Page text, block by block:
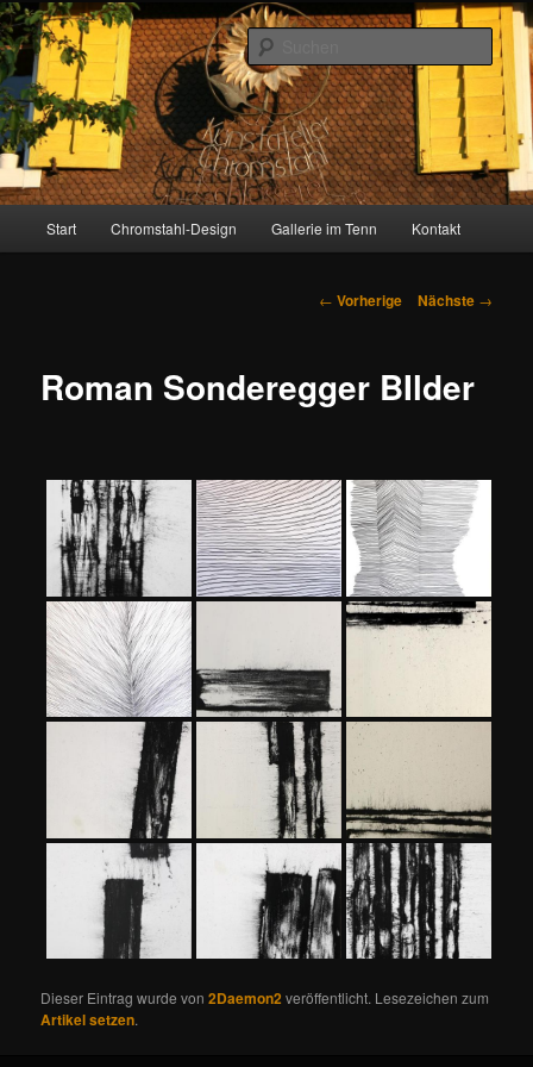
Zum
Inhalt
wechseln
Gallerie im Tenn
Start Chromstahl-Design Gallerie im Tenn Kontakt
Artikelnavigation
← Vorherige Nächste →
Roman Sonderegger BIlder
Dieser Eintrag wurde von2Daemon2veröffentlicht. Lesezeichen zum
Artikel setzen.